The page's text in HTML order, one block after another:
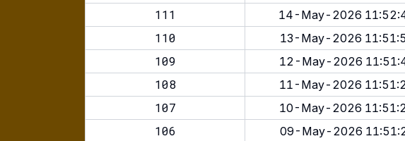
111
14-May-2026
110
13-May-2026
109
12-May-2026
108
11-May-2026
107
10-May-2026
106
09-May-2026